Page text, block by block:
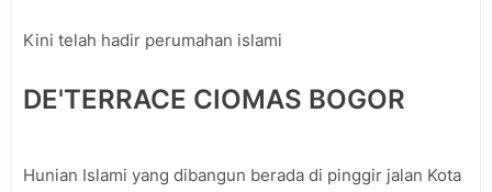
Kini telah hadir perumahan islami
DE'TERRACE CIOMAS BOGOR
Hunian Islami yang dibangun berada di pinggir jalan Kota